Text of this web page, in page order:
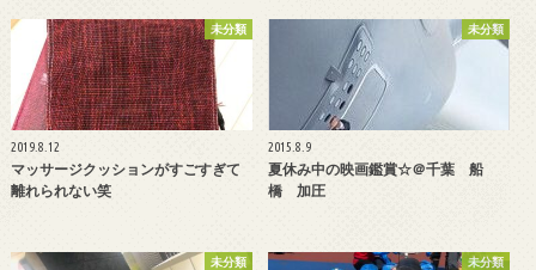
未分類
2019.8.12
マッサージクッションがすごすぎて
離れられない笑
未分類
2015.8.9
夏休み中の映画鑑賞☆＠千葉 船
橋 加圧
未分類 未分類